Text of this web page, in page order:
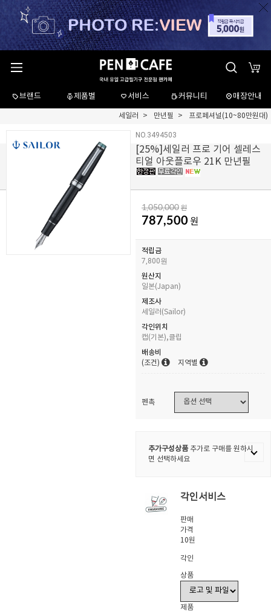
브랜드 제품별 서비스 커뮤니티 매장안내
세일러 만년필 프로페셔널(10~80만원대)
NO.3494503
[25%]세일러 프로 기어 셀레스
티얼 아웃플로우 21K 만년필
1,050,000 원
787,500 원
적립금
7,800원
원산지
일본(Japan)
제조사
세일러(Sailor)
각인위치
캡(기본),클립
배송비
(조건)
지역별
펜촉
추가구성상품추가로 구매를 원하시
면 선택하세요
각인서비스
판매
가격
10원
각인
상품
제품